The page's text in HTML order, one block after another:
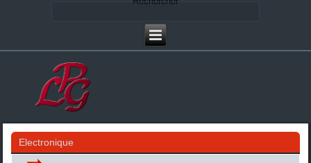
Electronique